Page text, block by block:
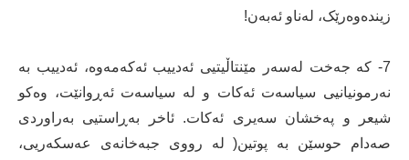
زیندەوەرێک، لەناو ئەبەن!
7- کە جەخت لەسەر مێنتاڵیتیی ئەدییب ئەکەمەوە، ئەدییب بە
نەرمونیانیی سیاسەت ئەکات و لە سیاسەت ئەڕوانێت، وەکو
شیعر و پەخشان سەیری ئەکات. ئاخر بەڕاستیی بەراوردی
صەدام حوسێن بە پوتین( لە رووی جبەخانەی عەسکەریی،